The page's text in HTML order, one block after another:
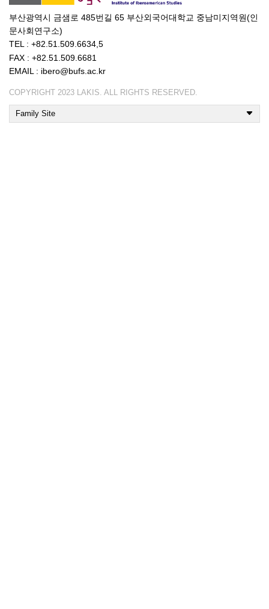
부산광역시 금샘로 485번길 65 부산외국어대학교 중남미지역원(인
문사회연구소)
TEL : +82.51.509.6634,5
FAX : +82.51.509.6681
EMAIL : ibero@bufs.ac.kr
COPYRIGHT 2023 LAKIS. ALL RIGHTS RESERVED.
Family Site